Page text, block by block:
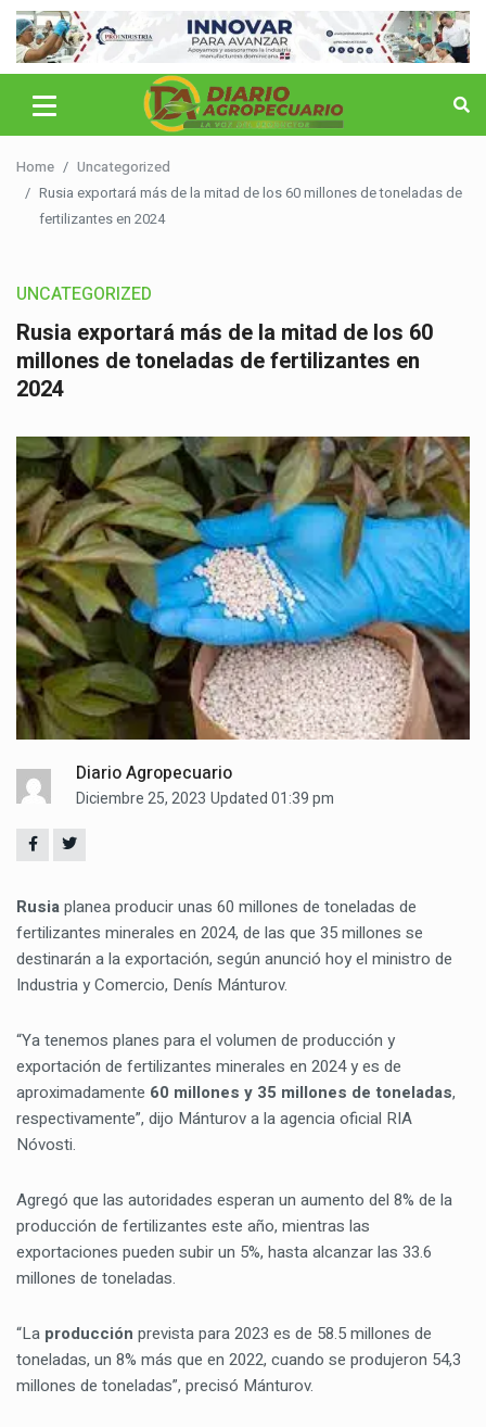
Home
Uncategorized
Rusia exportará más de la mitad de los 60 millones de toneladas de
fertilizantes en 2024
UNCATEGORIZED
Rusia exportará más de la mitad de los 60
millones de toneladas de fertilizantes en
2024
Diario Agropecuario
Diciembre 25, 2023 Updated 01:39 pm
Rusiaplanea producir unas 60 millones de toneladas de
fertilizantes minerales en 2024, de las que 35 millones se
destinarán a la exportación, según anunció hoy el ministro de
Industria y Comercio, Denís Mánturov.
“Ya tenemos planes para el volumen de producción y
exportación de fertilizantes minerales en 2024 y es de
aproximadamente 60 millones y 35 millones de toneladas,
respectivamente”, dijo Mánturov a la agencia oficial RIA
Nóvosti.
Agregó que las autoridades esperan un aumento del 8% de la
producción de fertilizantes este año, mientras las
exportaciones pueden subir un 5%, hasta alcanzar las 33.6
millones de toneladas.
“La producción prevista para 2023 es de 58.5 millones de
toneladas, un 8% más que en 2022, cuando se produjeron 54,3
millones de toneladas”, precisó Mánturov.